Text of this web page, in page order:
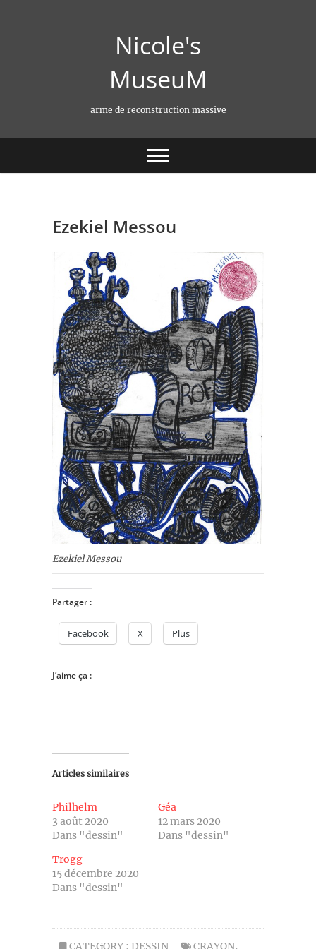
Nicole's
MuseuM
arme de reconstruction massive
Ezekiel Messou
Ezekiel Messou
Partager :
Facebook X Plus
J’aime ça :
Articles similaires
Philhelm
3 août 2020
Dans "dessin"
Géa
12 mars 2020
Dans "dessin"
Trogg
15 décembre 2020
Dans "dessin"
CATEGORY : DESSIN CRAYON,